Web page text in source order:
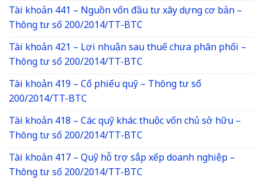
Tài khoản 441 – Nguồn vốn đầu tư xây dựng cơ bản –
Thông tư số 200/2014/TT-BTC
Tài khoản 421 – Lợi nhuận sau thuế chưa phân phối –
Thông tư số 200/2014/TT-BTC
Tài khoản 419 – Cổ phiếu quỹ – Thông tư số
200/2014/TT-BTC
Tài khoản 418 – Các quỹ khác thuộc vốn chủ sở hữu –
Thông tư số 200/2014/TT-BTC
Tài khoản 417 – Quỹ hỗ trợ sắp xếp doanh nghiệp –
Thông tư số 200/2014/TT-BTC